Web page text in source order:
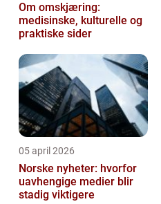
Om omskjæring:
medisinske, kulturelle og
praktiske sider
05 april 2026
Norske nyheter: hvorfor
uavhengige medier blir
stadig viktigere